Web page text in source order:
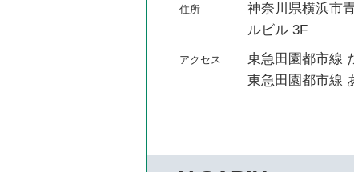
神奈川県横浜市
ルビル 3F
東急田園都市線
東急田園都市線